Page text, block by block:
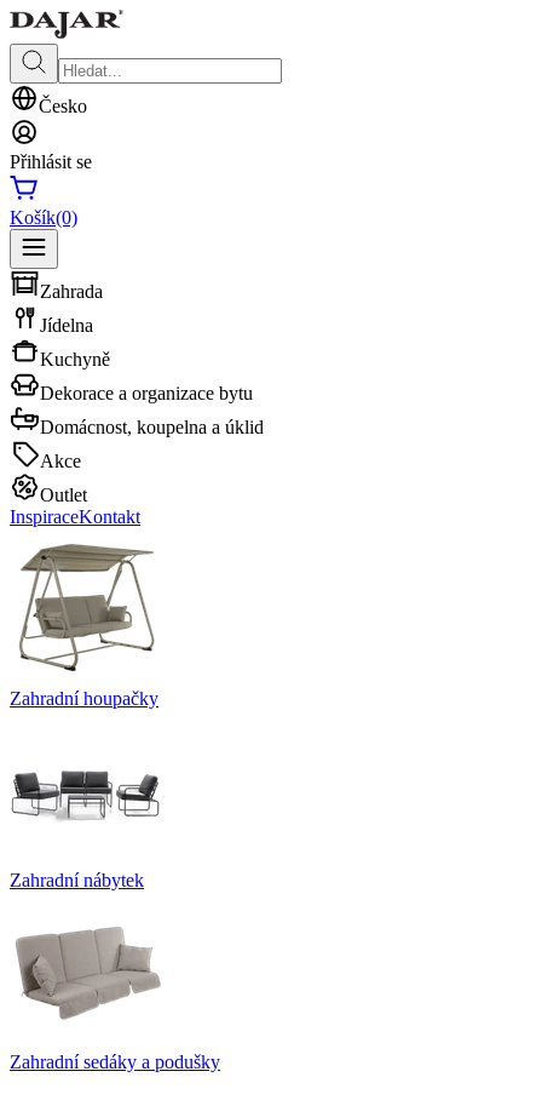
Česko
Přihlásit se
Košík(0)
Zahrada
Jídelna
Kuchyně
Dekorace a organizace bytu
Domácnost, koupelna a úklid
Akce
Outlet
InspiraceKontakt
Zahradní houpačky
Zahradní nábytek
Zahradní sedáky a podušky